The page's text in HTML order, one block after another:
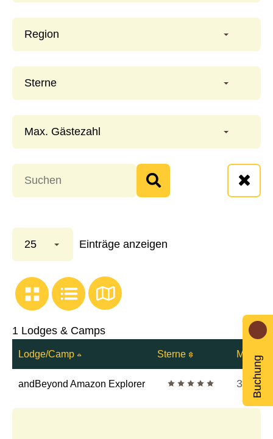
Region
Sterne
Max. Gästezahl
25 Einträge anzeigen
1 Lodges & Camps
Lodge/Camp Sterne Max.
andBeyond Amazon Explorer 5 Sterne 30 Buchung